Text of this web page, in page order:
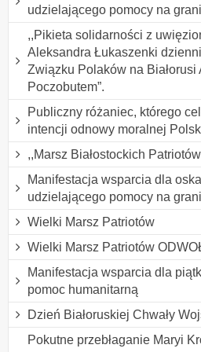
udzielającego pomocy na
,,Pikieta solidarności z
Aleksandra Łukaszenki
Związku Polaków na Białorusi
Poczobutem”.
Publiczny różaniec, którego
intencji odnowy moralnej
,,Marsz Białostockich
Manifestacja wsparcia dla
udzielającego pomocy na
Wielki Marsz Patriotów
Wielki Marsz Patriotów
Manifestacja wsparcia dla
pomoc humanitarną
Dzień Białoruskiej Chwały
Pokutne przebłaganie Maryi